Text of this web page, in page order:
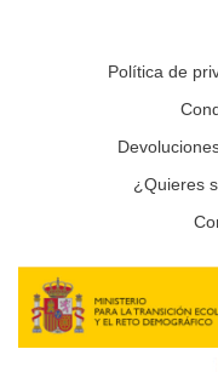
Política de
¿Quieres